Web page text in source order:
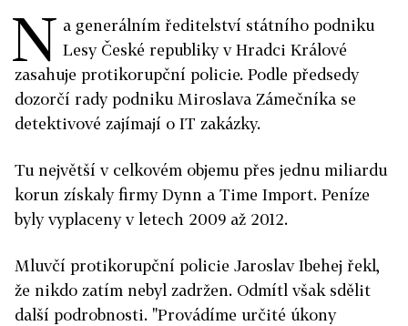
N a generálním ředitelství státního podniku
Lesy České republiky v Hradci Králové
zasahuje protikorupční policie. Podle předsedy
dozorčí rady podniku Miroslava Zámečníka se
detektivové zajímají o IT zakázky.
Tu největší v celkovém objemu přes jednu miliardu
korun získaly firmy Dynn a Time Import. Peníze
byly vyplaceny v letech 2009 až 2012.
Mluvčí protikorupční policie Jaroslav Ibehej řekl,
že nikdo zatím nebyl zadržen. Odmítl však sdělit
další podrobnosti. "Provádíme určité úkony